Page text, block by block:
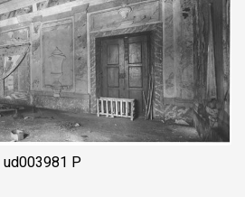
ud003981 P